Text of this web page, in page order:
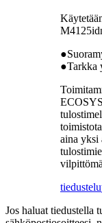
●Tarkka
aina yksi
tiedustelu
Jos haluat tiedustella